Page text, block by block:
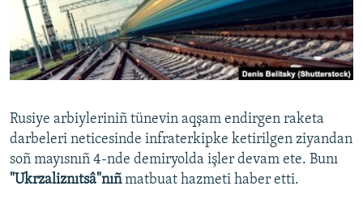
Русский
Українською
RFE/RS bütün saytları
Rusiye arbiyleriniñ tünevin aqşam endirgen raketa
darbeleri neticesinde infraterkipke ketirilgen ziyandan
soñ mayısnıñ 4-nde demiryolda işler devam ete. Bunı
"Ukrzaliznıtsâ"nıñmatbuat hazmeti haber etti.